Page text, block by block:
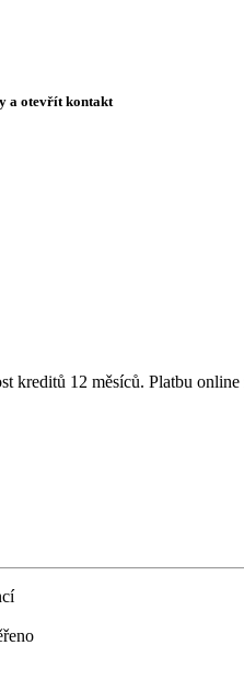
a otevřít kontakt
kreditů 12 měsíců. Platbu